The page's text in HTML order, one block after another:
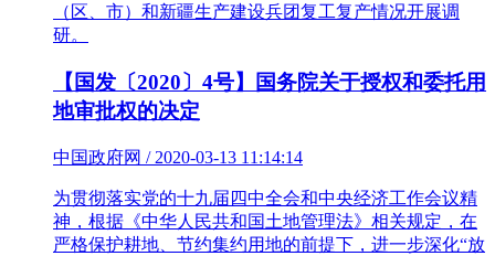
（区、市）和新疆生产建设兵团复工复产情况开展调
研。
【国发〔2020〕4号】国务院关于授权和委托用
地审批权的决定
中国政府网 / 2020-03-13 11:14:14
为贯彻落实党的十九届四中全会和中央经济工作会议精
神，根据《中华人民共和国土地管理法》相关规定，在
严格保护耕地、节约集约用地的前提下，进一步深化“放